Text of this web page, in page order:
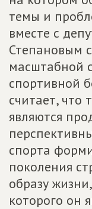
темы и
вместе с
Степановым
масштабной
спортивной
считает, что
являются
спорта
поколения
образу
которого он